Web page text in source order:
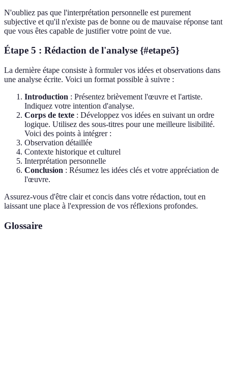
N'oubliez pas que l'interprétation personnelle est purement
subjective et qu'il n'existe pas de bonne ou de mauvaise réponse tant
que vous êtes capable de justifier votre point de vue.
Étape 5 : Rédaction de l'analyse {#etape5}
La dernière étape consiste à formuler vos idées et observations dans
une analyse écrite. Voici un format possible à suivre :
Introduction : Présentez brièvement l'œuvre et l'artiste.
Indiquez votre intention d'analyse.
Corps de texte : Développez vos idées en suivant un ordre
logique. Utilisez des sous-titres pour une meilleure lisibilité.
Voici des points à intégrer :
Observation détaillée
Contexte historique et culturel
Interprétation personnelle
Conclusion : Résumez les idées clés et votre appréciation de
l'œuvre.
Assurez-vous d'être clair et concis dans votre rédaction, tout en
laissant une place à l'expression de vos réflexions profondes.
Glossaire